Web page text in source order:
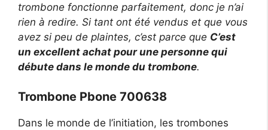
trombone fonctionne parfaitement, donc je n’ai
rien à redire. Si tant ont été vendus et que vous
avez si peu de plaintes, c’est parce que C’est
un excellent achat pour une personne qui
débute dans le monde du trombone.
Trombone Pbone 700638
Dans le monde de l’initiation, les trombones